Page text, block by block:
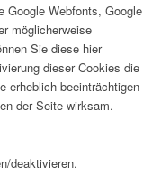
Google Webfonts, Google
möglicherweise
Sie diese hier
dieser Cookies die
erheblich beeinträchtigen
der Seite wirksam.
deaktivieren.